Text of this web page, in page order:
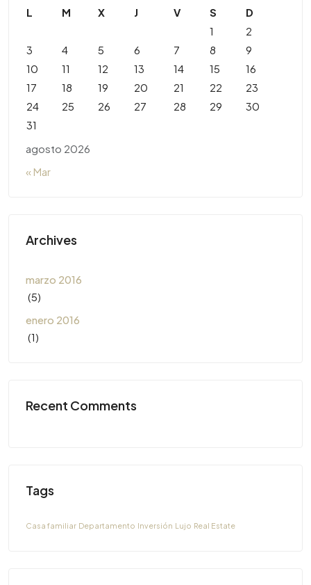
agosto 2026
L M X J V S
D
1
2
3
4 5 6 7 8
9
10
11 12 13 14 15
16
17
18 19 20 21 22
23
24
25 26 27 28 29
30
31
« Mar
Archives
marzo 2016
(5)
enero 2016
(1)
Recent Comments
Tags
Casa familiar Departamento Inversión Lujo Real Estate